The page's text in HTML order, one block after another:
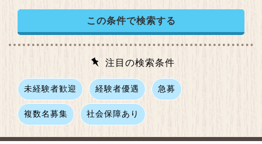
注目の検索条件
未経験者歓迎 経験者優遇 急募
複数名募集 社会保障あり